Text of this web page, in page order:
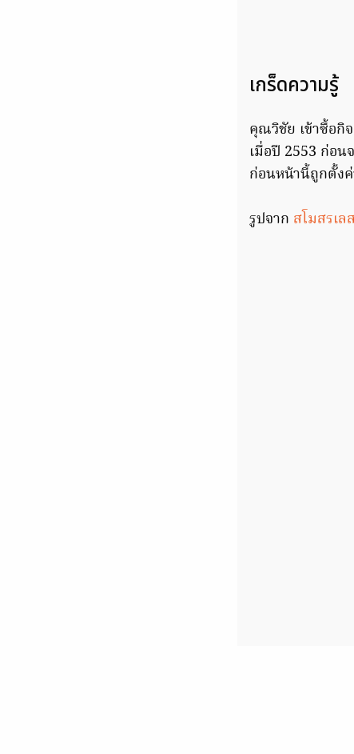
เกร็ดความรู้
คุณวิชัย เข้าซื้อกิ
เมื่อปี 2553 ก่อน
ก่อนหน้านี้ถูกตั้งค่
รูปจาก สโมสรเล